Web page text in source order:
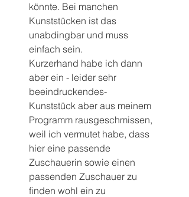
könnte. Bei manchen
Kunststücken ist das
unabdingbar und muss
einfach sein.
Kurzerhand habe ich dann
aber ein - leider sehr
beeindruckendes-
Kunststück aber aus meinem
Programm rausgeschmissen,
weil ich vermutet habe, dass
hier eine passende
Zuschauerin sowie einen
passenden Zuschauer zu
finden wohl ein zu